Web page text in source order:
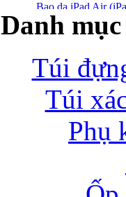
Bao da iPad Air
Bao da iPad Air
Danh
Túi
Túi
Phụ